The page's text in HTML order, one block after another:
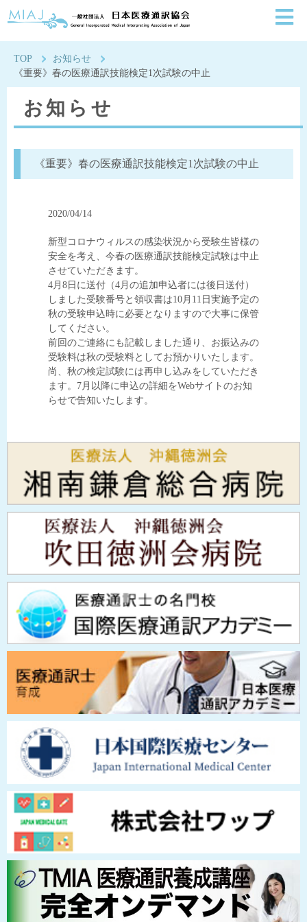
一般社団法人日本医療
TOP
お知らせ
《重要》春の医療通訳技能検定1次試験の中止
お知らせ
《重要》春の医療通訳技能検定1次試験の中止
2020/04/14
新型コロナウィルスの感染状況から受験生皆様の
安全を考え、今春の医療通訳技能検定試験は中止
させていただきます。
4月8日に送付（4月の追加申込者には後日送付）
しました受験番号と領収書は10月11日実施予定の
秋の受験申込時に必要となりますので大事に保管
してください。
前回のご連絡にも記載しました通り、お振込みの
受験料は秋の受験料としてお預かりいたします。
尚、秋の検定試験には再申し込みをしていただき
ます。7月以降に申込の詳細をWebサイトのお知
らせで告知いたします。